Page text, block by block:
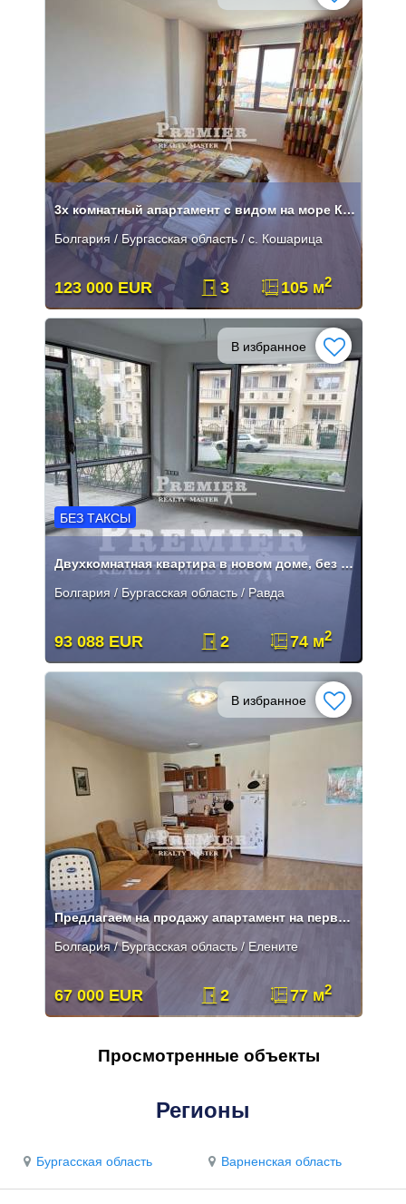
3х комнатный апартамент с видом на море Кошарица!
Болгария / Бургасская область / с. Кошарица
123 000 EUR 3 105 м2
В избранное
БЕЗ ТАКСЫ
Двухкомнатная квартира в новом доме, без таксы за обслуживание!
Болгария / Бургасская область / Равда
93 088 EUR 2 74 м2
В избранное
Предлагаем на продажу апартамент на первой линии курорта Елените
Болгария / Бургасская область / Елените
67 000 EUR 2 77 м2
Просмотренные объекты
Регионы
Бургасская область Варненская область